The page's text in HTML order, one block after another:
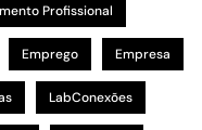
Profissional
Emprego Empresa
LabConexões